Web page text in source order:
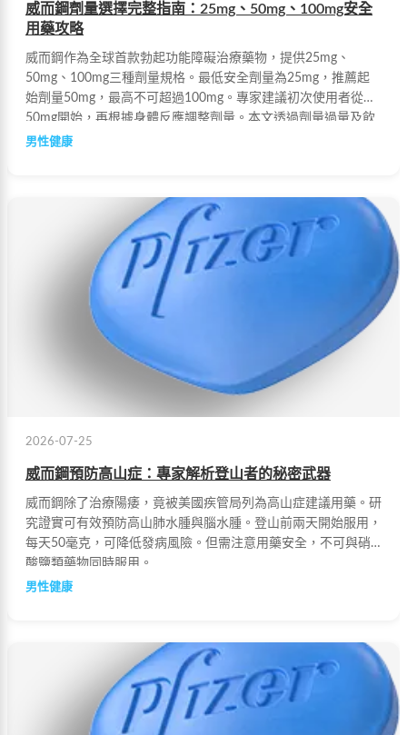
威而鋼劑量選擇完整指南：25mg、50mg、100mg安全
用藥攻略
威而鋼作為全球首款勃起功能障礙治療藥物，提供25mg、
50mg、100mg三種劑量規格。最低安全劑量為25mg，推薦起
始劑量50mg，最高不可超過100mg。專家建議初次使用者從
50mg開始，再根據身體反應調整劑量。本文透過劑量過量及飲
食影響兩大案例分析，幫助患者正確選擇用藥劑量，兼顧療效與
男性健康
2026-07-25
威而鋼預防高山症：專家解析登山者的秘密武器
威而鋼除了治療陽痿，竟被美國疾管局列為高山症建議用藥。研
究證實可有效預防高山肺水腫與腦水腫。登山前兩天開始服用，
每天50毫克，可降低發病風險。但需注意用藥安全，不可與硝
酸鹽類藥物同時服用。
男性健康